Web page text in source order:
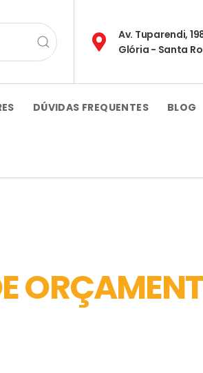
Av. Tuparendi,
Glória - Santa
DÚVIDAS FREQUENTES BLOG